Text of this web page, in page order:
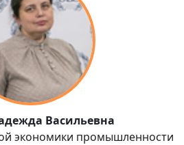
Васильевна
экономики промышленности